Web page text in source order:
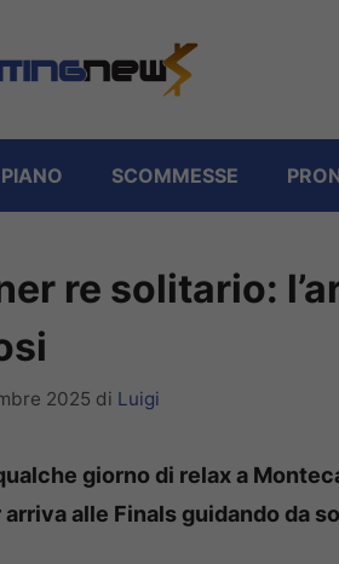
SCOMMESSE
re solitario:
2025 di Luigi
giorno di relax a
arriva alle Finals guidando da